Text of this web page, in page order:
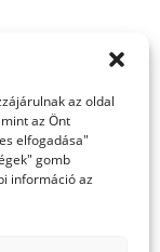
az oldal
az Önt
elfogadása"
gomb
információ az